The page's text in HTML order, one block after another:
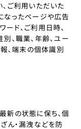
ご利用いただいた
なったページや広告
ド、ご利用日時、
、職業、年齢、ユー
、端末の個体識別
新の状態に保ち、個
ん・漏洩などを防